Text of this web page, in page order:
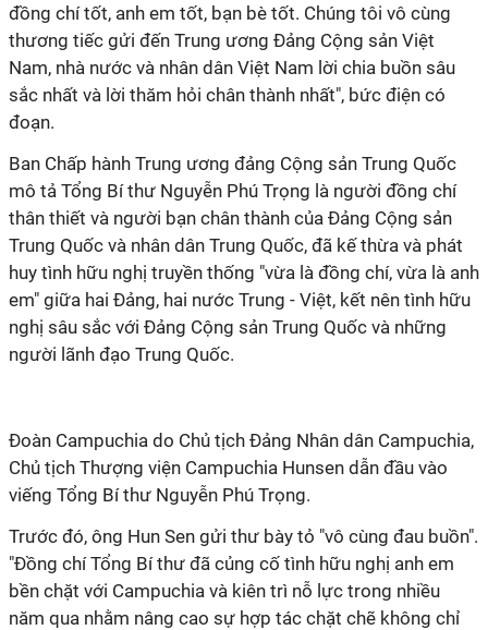
đồng chí tốt, anh em tốt, bạn bè tốt. Chúng tôi vô cùng
thương tiếc gửi đến Trung ương Đảng Cộng sản Việt
Nam, nhà nước và nhân dân Việt Nam lời chia buồn sâu
sắc nhất và lời thăm hỏi chân thành nhất", bức điện có
đoạn.
Ban Chấp hành Trung ương đảng Cộng sản Trung Quốc
mô tả Tổng Bí thư Nguyễn Phú Trọng là người đồng chí
thân thiết và người bạn chân thành của Đảng Cộng sản
Trung Quốc và nhân dân Trung Quốc, đã kế thừa và phát
huy tình hữu nghị truyền thống "vừa là đồng chí, vừa là anh
em" giữa hai Đảng, hai nước Trung - Việt, kết nên tình hữu
nghị sâu sắc với Đảng Cộng sản Trung Quốc và những
người lãnh đạo Trung Quốc.
Đoàn Campuchia do Chủ tịch Đảng Nhân dân Campuchia,
Chủ tịch Thượng viện Campuchia Hunsen dẫn đầu vào
viếng Tổng Bí thư Nguyễn Phú Trọng.
Trước đó, ông Hun Sen gửi thư bày tỏ "vô cùng đau buồn".
"Đồng chí Tổng Bí thư đã củng cố tình hữu nghị anh em
bền chặt với Campuchia và kiên trì nỗ lực trong nhiều
năm qua nhằm nâng cao sự hợp tác chặt chẽ không chỉ